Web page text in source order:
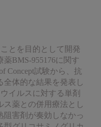
とを目的として開発
BMS-955176に関す
Concept試験から、抗
全体的な結果を発表し
イルスに対する単剤
ス薬との併用療法とし
阻害剤が奏効しなかっ